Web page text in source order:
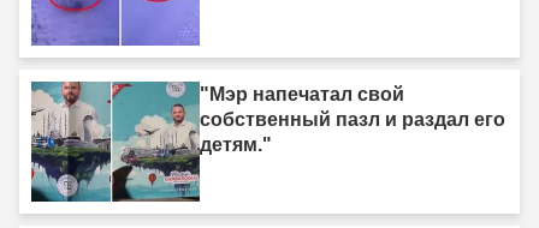
"Мэр напечатал свой
собственный пазл и раздал его
детям."